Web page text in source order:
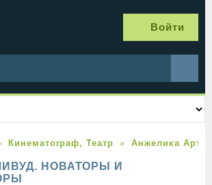
Войти
Кинематограф, Театр Анжелика
НОВАТОРЫ И